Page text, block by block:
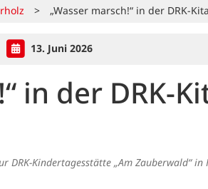
> „Wasser marsch!“ in der DRK-
13. Juni 2026
in der DRK-
DRK-Kindertagesstätte „Am Zauberwald“ in